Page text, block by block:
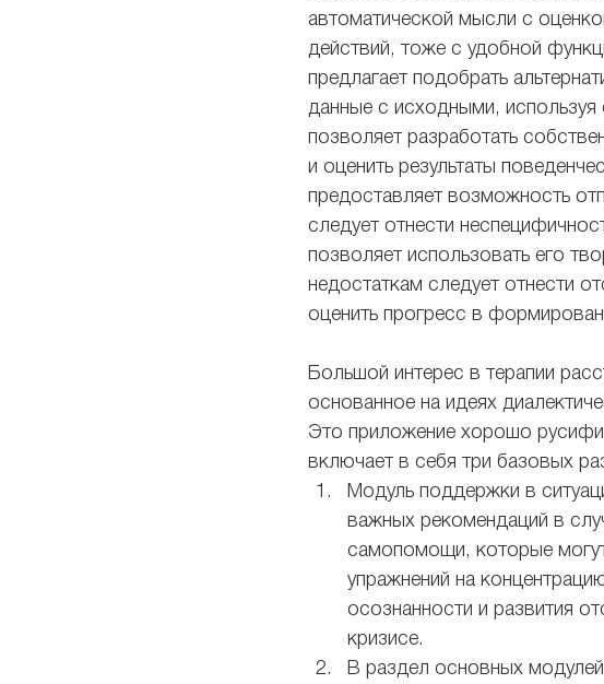
автоматической мысли с
действий, тоже с удобной
предлагает подобрать
данные с исходными,
позволяет разработать
и оценить результаты
предоставляет возможность
следует отнести
позволяет использовать его
недостаткам следует отнести
оценить прогресс в
Большой интерес в терапии
основанное на идеях
Это приложение хорошо
включает в себя три базовых
Модуль поддержки в
важных рекомендаций в
самопомощи, которые
упражнений на
осознанности и развития
кризисе.
В раздел основных